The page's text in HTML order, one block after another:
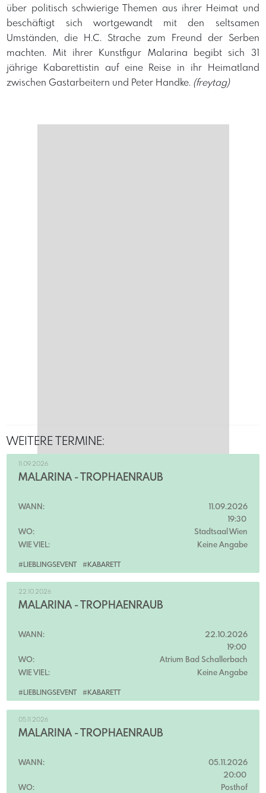
über politisch schwierige Themen aus ihrer Heimat und
beschäftigt sich wortgewandt mit den seltsamen
Umständen, die H.C. Strache zum Freund der Serben
machten. Mit ihrer Kunstfigur Malarina begibt sich 31
jährige Kabarettistin auf eine Reise in ihr Heimatland
zwischen Gastarbeitern und Peter Handke. (freytag)
WEITERE TERMINE:
#LIEBLINGSEVENT #KABARETT
11.09.2026
MALARINA - TROPHÄENRAUB
WANN:
11.09.2026
19:30
WO:
Stadtsaal Wien
WIE VIEL:
Keine Angabe
#LIEBLINGSEVENT #KABARETT
22.10.2026
MALARINA - TROPHÄENRAUB
WANN:
22.10.2026
19:00
WO:
Atrium Bad Schallerbach
WIE VIEL:
Keine Angabe
05.11.2026
MALARINA - TROPHÄENRAUB
WANN:
05.11.2026
20:00
WO:
Posthof